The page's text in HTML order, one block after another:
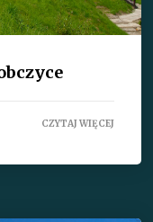
CZYTAJ WIĘCEJ